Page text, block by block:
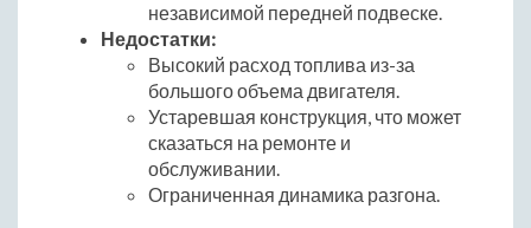
независимой передней подвеске.
Недостатки:
Высокий расход топлива из-за
большого объема двигателя.
Устаревшая конструкция, что может
сказаться на ремонте и
обслуживании.
Ограниченная динамика разгона.